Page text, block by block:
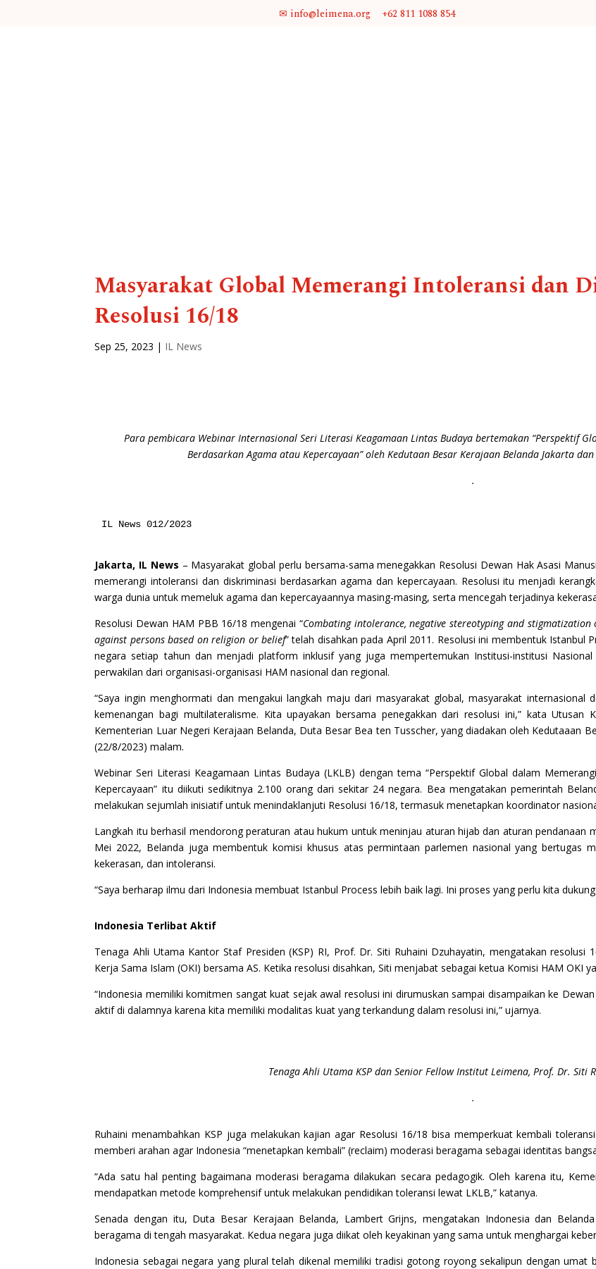
✉ info@leimena.org +62 811 1088 854
Masyarakat Global Memerangi Intoleransi dan
Resolusi 16/18
Sep 25, 2023 | IL News
Para pembicara Webinar Internasional Seri Literasi Keagamaan Lintas Budaya bertemakan “Perspektif
Berdasarkan Agama atau Kepercayaan” oleh Kedutaan Besar Kerajaan Belanda Jakarta
.
IL News 012/2023
Jakarta, IL News – Masyarakat global perlu bersama-sama menegakkan Resolusi Dewan Hak Asasi
memerangi intoleransi dan diskriminasi berdasarkan agama dan kepercayaan. Resolusi itu menjadi
warga dunia untuk memeluk agama dan kepercayaannya masing-masing, serta mencegah terjadinya
Resolusi Dewan HAM PBB 16/18 mengenai “Combating intolerance, negative stereotyping and
against persons based on religion or belief” telah disahkan pada April 2011. Resolusi ini membentuk
negara setiap tahun dan menjadi platform inklusif yang juga mempertemukan Institusi-institusi
perwakilan dari organisasi-organisasi HAM nasional dan regional.
“Saya ingin menghormati dan mengakui langkah maju dari masyarakat global, masyarakat internasional
kemenangan bagi multilateralisme. Kita upayakan bersama penegakkan dari resolusi ini,” kata Utusan
Kementerian Luar Negeri Kerajaan Belanda, Duta Besar Bea ten Tusscher, yang diadakan oleh Kedutaaan
(22/8/2023) malam.
Webinar Seri Literasi Keagamaan Lintas Budaya (LKLB) dengan tema “Perspektif Global dalam
Kepercayaan” itu diikuti sedikitnya 2.100 orang dari sekitar 24 negara. Bea mengatakan pemerintah
melakukan sejumlah inisiatif untuk menindaklanjuti Resolusi 16/18, termasuk menetapkan koordinator
Langkah itu berhasil mendorong peraturan atau hukum untuk meninjau aturan hijab dan aturan pendanaan
Mei 2022, Belanda juga membentuk komisi khusus atas permintaan parlemen nasional yang bertugas
kekerasan, dan intoleransi.
“Saya berharap ilmu dari Indonesia membuat Istanbul Process lebih baik lagi. Ini proses yang perlu kita
Indonesia Terlibat Aktif
Tenaga Ahli Utama Kantor Staf Presiden (KSP) RI, Prof. Dr. Siti Ruhaini Dzuhayatin, mengatakan
Kerja Sama Islam (OKI) bersama AS. Ketika resolusi disahkan, Siti menjabat sebagai ketua Komisi HAM OKI
“Indonesia memiliki komitmen sangat kuat sejak awal resolusi ini dirumuskan sampai disampaikan ke
aktif di dalamnya karena kita memiliki modalitas kuat yang terkandung dalam resolusi ini,” ujarnya.
Tenaga Ahli Utama KSP dan Senior Fellow Institut Leimena, Prof. Dr. Siti
.
Ruhaini menambahkan KSP juga melakukan kajian agar Resolusi 16/18 bisa memperkuat kembali
memberi arahan agar Indonesia “menetapkan kembali” (reclaim) moderasi beragama sebagai identitas
“Ada satu hal penting bagaimana moderasi beragama dilakukan secara pedagogik. Oleh karena itu,
mendapatkan metode komprehensif untuk melakukan pendidikan toleransi lewat LKLB,” katanya.
Senada dengan itu, Duta Besar Kerajaan Belanda, Lambert Grijns, mengatakan Indonesia dan
beragama di tengah masyarakat. Kedua negara juga diikat oleh keyakinan yang sama untuk menghargai
Indonesia sebagai negara yang plural telah dikenal memiliki tradisi gotong royong sekalipun dengan umat